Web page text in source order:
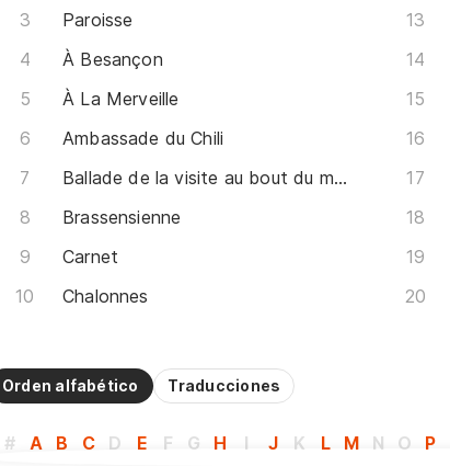
Paroisse
À Besançon
À La Merveille
Ambassade du Chili
Ballade de la visite au bout du monde
Brassensienne
Carnet
Chalonnes
Orden alfabético Traducciones
# A B C D E F G H I J K L M N O P